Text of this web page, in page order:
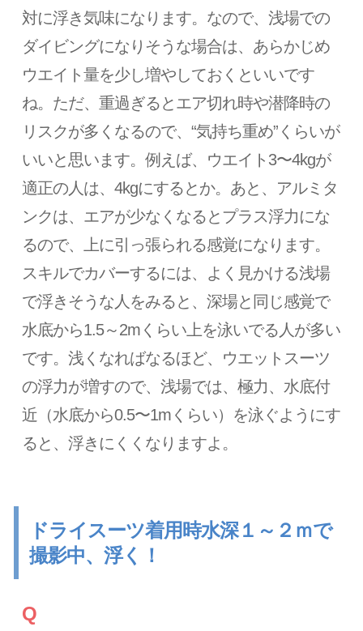
対に浮き気味になります。なので、浅場での
ダイビングになりそうな場合は、あらかじめ
ウエイト量を少し増やしておくといいです
ね。ただ、重過ぎるとエア切れ時や潜降時の
リスクが多くなるので、“気持ち重め”くらいが
いいと思います。例えば、ウエイト3〜4kgが
適正の人は、4kgにするとか。あと、アルミタ
ンクは、エアが少なくなるとプラス浮力にな
るので、上に引っ張られる感覚になります。
スキルでカバーするには、よく見かける浅場
で浮きそうな人をみると、深場と同じ感覚で
水底から1.5～2mくらい上を泳いでる人が多い
です。浅くなればなるほど、ウエットスーツ
の浮力が増すので、浅場では、極力、水底付
近（水底から0.5〜1mくらい）を泳ぐようにす
ると、浮きにくくなりますよ。
ドライスーツ着用時水深１～２ｍで
撮影中、浮く！
Q